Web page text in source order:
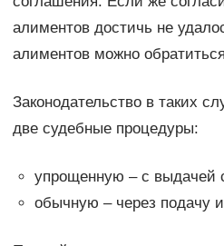
алиментов достичь не
алиментов можно
Законодательство в таких
две судебные процедуры:
упрощенную – с выдачей
обычную – через подачу